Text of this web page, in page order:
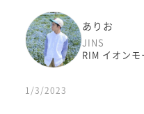
ありお
JINS
RIM イオン
1/3/2023